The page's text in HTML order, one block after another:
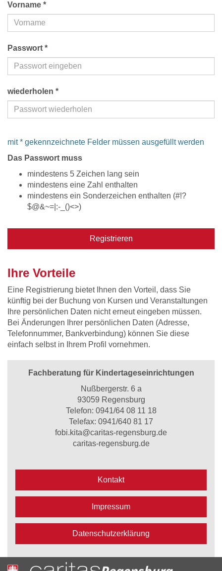
Vorname *
Passwort *
wiederholen *
mit * gekennzeichnete Felder müssen ausgefüllt werden
Das Passwort muss
mindestens 5 Zeichen lang sein
mindestens eine Zahl enthalten
mindestens ein Sonderzeichen enthalten (#!?
$@&~=|:-_()<>)
Registrieren
Ihre Vorteile
Eine Registrierung bietet Ihnen den Vorteil, dass Sie
künftig bei der Buchung von Kursen und Veranstaltungen
Ihre persönlichen Daten nicht erneut eingeben müssen.
Bei Änderungen Ihrer persönlichen Daten (Adresse,
Telefonnummer, Bankverbindung) können Sie diese
einfach selbst in Ihrem Profil vornehmen.
Fachberatung für Kindertageseinrichtungen
Nußbergerstr. 6 a
93059 Regensburg
Telefon: 0941/64 08 11 18
Telefax: 0941/640 81 17
fobi.kita@caritas-regensburg.de
caritas-regensburg.de
Kontakt
Impressum
Datenschutzerklärung